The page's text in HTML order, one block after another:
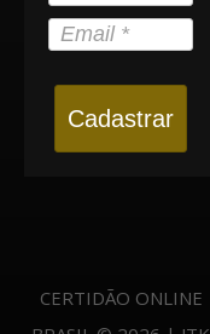
Cadastrar
CERTIDÃO ONLINE